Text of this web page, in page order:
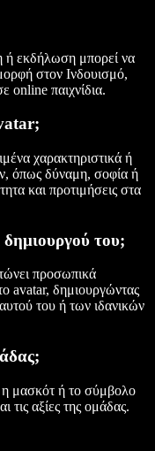
εκδήλωση μπορεί να
στον Ινδουισμό,
online παιχνίδια.
χαρακτηριστικά ή
όπως δύναμη, σοφία ή
και προτιμήσεις στα
του;
προσωπικά
avatar, δημιουργώντας
του ή των ιδανικών
η μασκότ ή το σύμβολο
τις αξίες της ομάδας.